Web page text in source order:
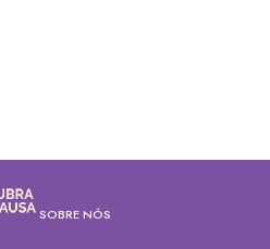
SOBRE NÓS